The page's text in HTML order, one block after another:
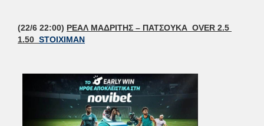
(22/6 22:00) ΡΕΑΛ ΜΑΔΡΙΤΗΣ – ΠΑΤΣΟΥΚΑ OVER 2.5
1.50 STOIXIMAN